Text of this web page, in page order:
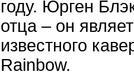
году. Юрген
отца – он
известного
Rainbow.